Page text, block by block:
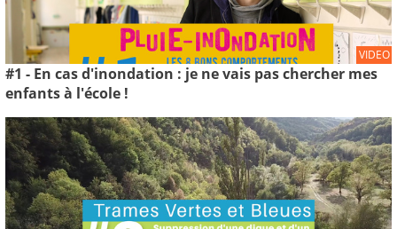
VIDEO
#1 - En cas d'inondation : je ne vais pas chercher mes
enfants à l'école !